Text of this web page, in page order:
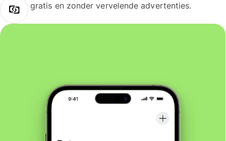
gratis en zonder vervelende advertenties.